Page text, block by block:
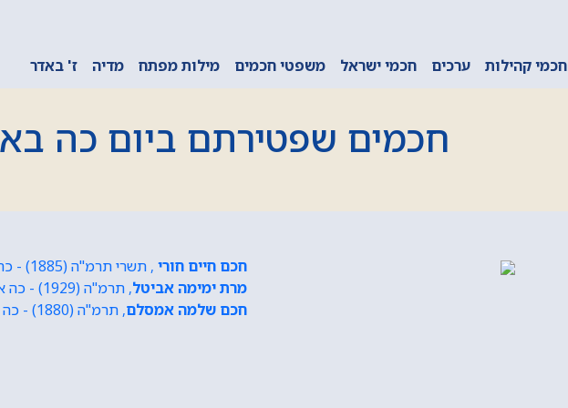
חכמי קהילות ערכים חכמי ישראל משפטי חכמים מילות מפתח מדיה ז' באדר
חכמים שפטירתם ביום כה
חכם חיים חורי , תשרי תרמ"ה (1885) - כה אייר תשי"ז (1957)
מרת ימימה אביטל, תרמ"ה (1929) - כה אייר תשי"ז (1999)
חכם שלמה אמסלם, תרמ"ה (1880) - כה אייר תשי"ז (1963)